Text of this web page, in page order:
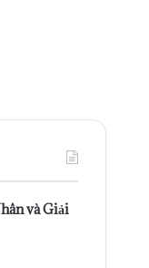
và Giải